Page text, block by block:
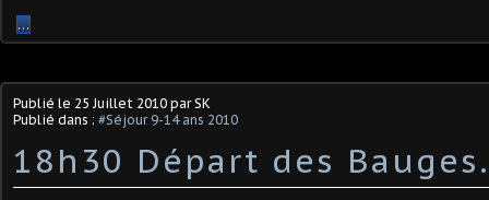
…
Publié le 25 Juillet 2010 par SK
Publié dans : #Séjour 9-14 ans 2010
18h30 Départ des